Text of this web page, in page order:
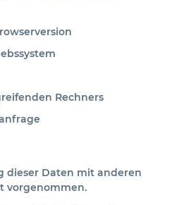
Rechners
dieser Daten mit anderen
vorgenommen.